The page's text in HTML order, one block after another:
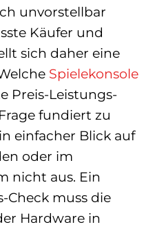
unvorstellbar
Käufer und
sich daher eine
Spielekonsole
Preis-Leistungs-
fundiert zu
einfacher Blick auf
oder im
nicht aus. Ein
Check muss die
Hardware in